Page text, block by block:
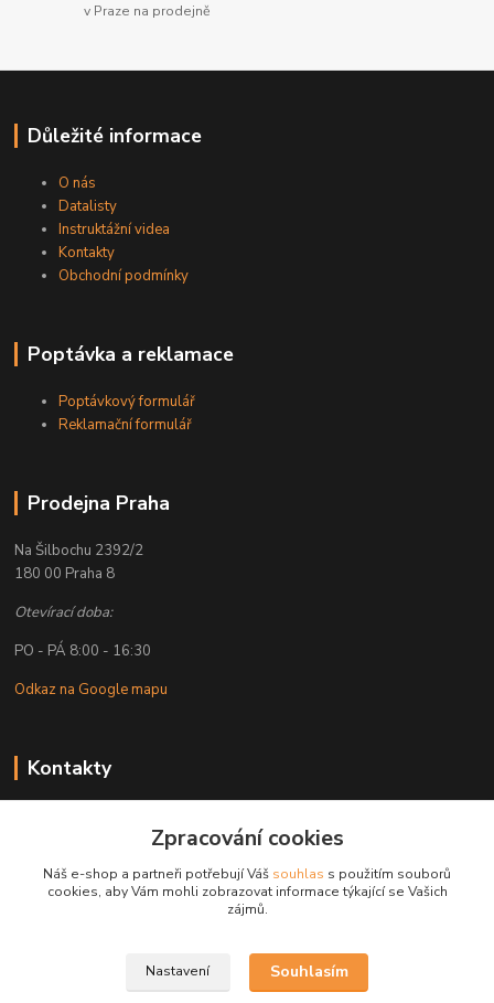
v Praze na prodejně
Důležité informace
O nás
Datalisty
Instruktážní videa
Kontakty
Obchodní podmínky
Poptávka a reklamace
Poptávkový formulář
Reklamační formulář
Prodejna Praha
Na Šilbochu 2392/2
180 00 Praha 8
Otevírací doba:
PO - PÁ 8:00 - 16:30
Odkaz na Google mapu
Kontakty
+ 420 608 777 028
obchod@golemreklama.cz
Zpracování cookies
Náš e-shop a partneři potřebují Váš souhlas s použitím souborů
cookies, aby Vám mohli zobrazovat informace týkající se Vašich
zájmů.
Nastavení Souhlasím